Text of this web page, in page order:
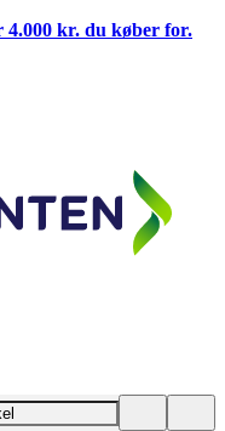
kr. du køber for.